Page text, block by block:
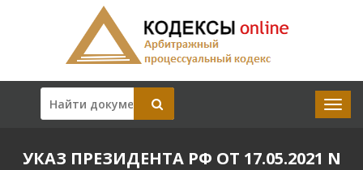
УКАЗ ПРЕЗИДЕНТА РФ ОТ 17.05.2021 N